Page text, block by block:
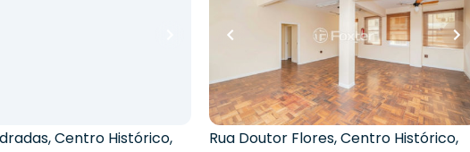
,Centro Histórico,
78m² quartos• banheiro
Sala / Conjunto Comercial •
Edifício Guarani
Rua Doutor Flores,Centro Histórico,